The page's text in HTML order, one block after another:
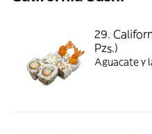
29.
Pzs.)
Aguacate y